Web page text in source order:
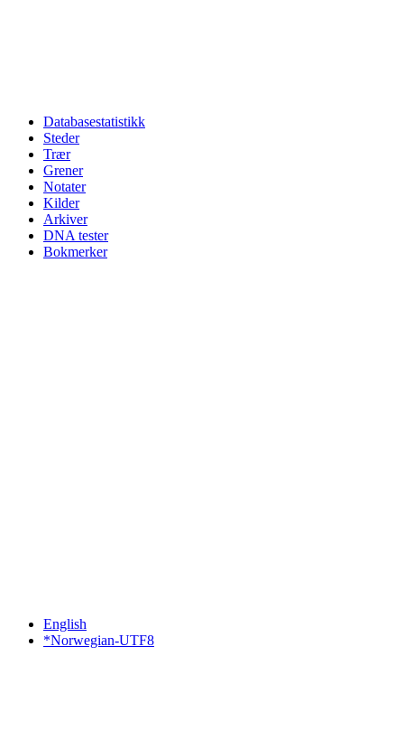
Databasestatistikk
Steder
Trær
Grener
Notater
Kilder
Arkiver
DNA tester
Bokmerker
English
*Norwegian-UTF8